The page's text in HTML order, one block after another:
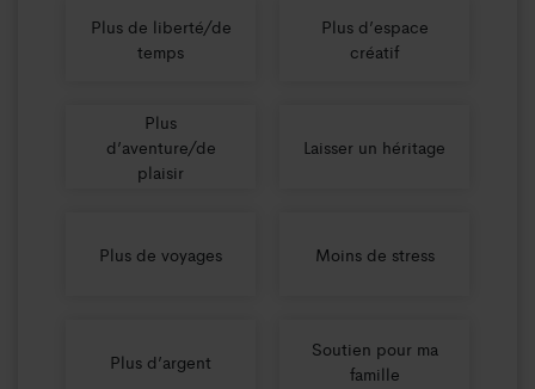
Plus de liberté/de
temps
Plus d’espace
créatif
Plus
d’aventure/de
plaisir
Laisser un héritage
Plus de voyages Moins de stress
Plus d’argent
Soutien pour ma
famille